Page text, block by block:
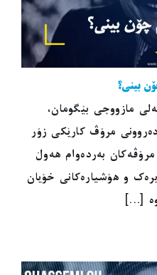
بینی؟
مازووجی بێگومان،
مرۆڤ کارێکی زۆر
بەردەوام هەوڵ
و هۆشیارەکانی خۆیان
[...]